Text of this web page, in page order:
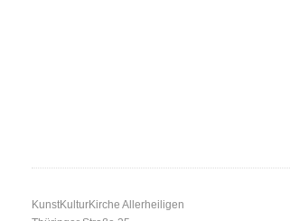
KunstKulturKirche Allerheiligen